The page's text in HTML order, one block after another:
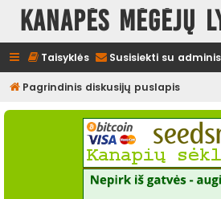
Kanapės mėgėjų
Taisyklės Susisiekti su
Pagrindinis diskusijų puslapis